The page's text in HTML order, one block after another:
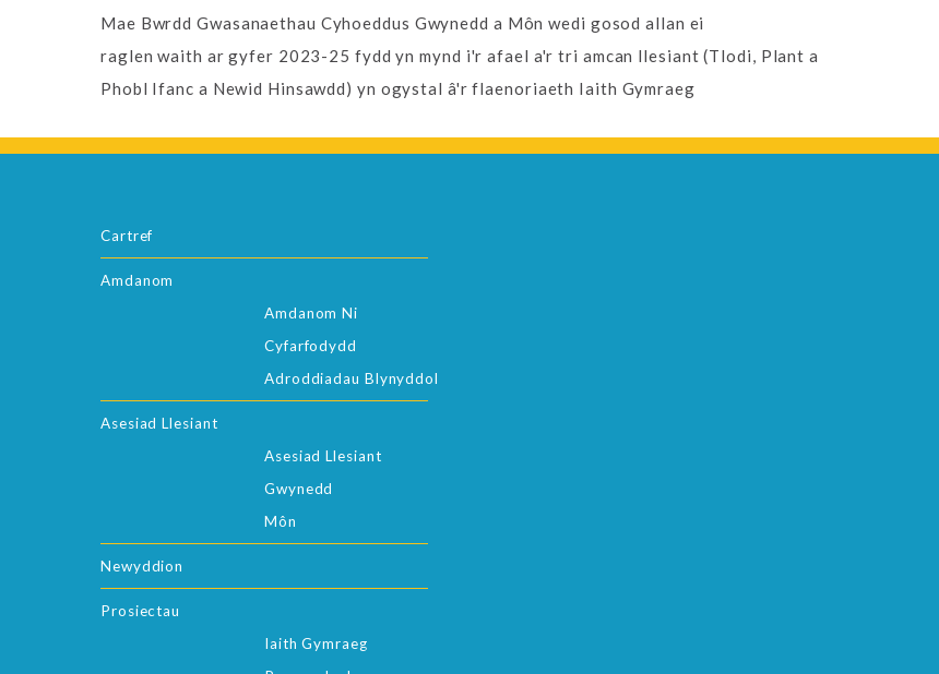
Mae Bwrdd Gwasanaethau Cyhoeddus Gwynedd a Môn wedi gosod allan ei
raglen waith ar gyfer 2023-25 fydd yn mynd i'r afael a'r tri amcan llesiant (Tlodi, Plant a
Phobl Ifanc a Newid Hinsawdd) yn ogystal â'r flaenoriaeth Iaith Gymraeg
Cartref
Amdanom
Amdanom Ni
Cyfarfodydd
Adroddiadau Blynyddol
Asesiad Llesiant
Asesiad Llesiant
Gwynedd
Môn
Newyddion
Prosiectau
Iaith Gymraeg